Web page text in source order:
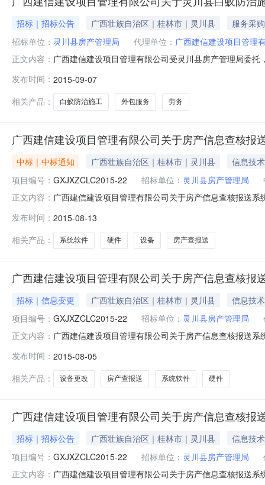
招标｜招标公告 广西壮族自治区｜桂林市｜灵川县
服务采购
招标单位： 灵川县房产管理局 代理单位： 广西建信建设项目管理
正文内容： 广西建信建设项目管理有限公司受灵川县房产管理局委
方式：采购人：灵川县房产管理局地址：桂林市灵川县
0773-6
发布时间： 2015-09-07
相关产品：
白蚁防治施工 外包服务 劳务
广西建信建设项目管理有限公司关于房产信息查核
中标｜中标通知 广西壮族自治区｜桂林市｜灵川县
信息技术
项目编号： GXJXZCLC2015-22 招标单位： 灵川县房产管理局
正文内容： 广西建信建设项目管理有限公司关于房产信息查核报送
年08月04日成交日期2015年08月13日谈判小组、询价
发布时间： 2015-08-13
相关产品：
系统软件 硬件 设备 房产查报送
广西建信建设项目管理有限公司关于房产信息查核
招标｜信息变更 广西壮族自治区｜桂林市｜灵川县
信息技术
项目编号： GXJXZCLC2015-22 招标单位： 灵川县房产管理局
正文内容： 广西建信建设项目管理有限公司关于房产信息查核报送
月04日更正日期2015年08月05日联系人及联系方式：项
发布时间： 2015-08-05
相关产品：
设备更改 房产查报送 系统软件 硬件
广西建信建设项目管理有限公司关于房产信息查核
招标｜招标公告 广西壮族自治区｜桂林市｜灵川县
信息技术
项目编号： GXJXZCLC2015-22 招标单位： 灵川县房产管理局
正文内容： 广西建信建设项目管理有限公司关于房产信息查核报送